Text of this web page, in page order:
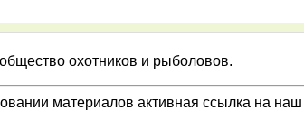
охотников и рыболовов.
материалов активная ссылка на наш